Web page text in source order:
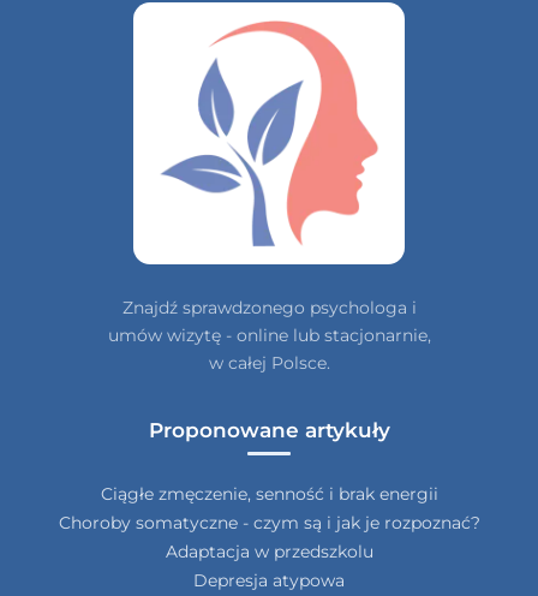
Znajdź sprawdzonego psychologa i
umów wizytę - online lub stacjonarnie,
w całej Polsce.
Proponowane artykuły
Ciągłe zmęczenie, senność i brak energii
Choroby somatyczne - czym są i jak je rozpoznać?
Adaptacja w przedszkolu
Depresja atypowa